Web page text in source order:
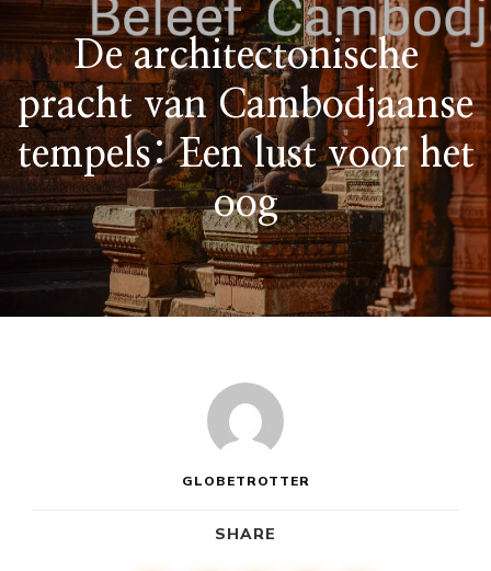
De architectonische
pracht van Cambodjaanse
tempels: Een lust voor het
oog
GLOBETROTTER
SHARE